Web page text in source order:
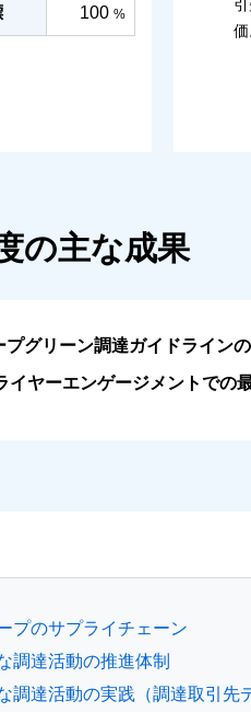
100 %
の主な成果
プグリーン調達ガイドライン
イヤーエンゲージメントでの
プのサプライチェーン
調達活動の推進体制
調達活動の実践（調達取引先